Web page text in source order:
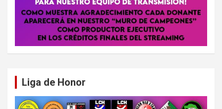
Liga de Honor